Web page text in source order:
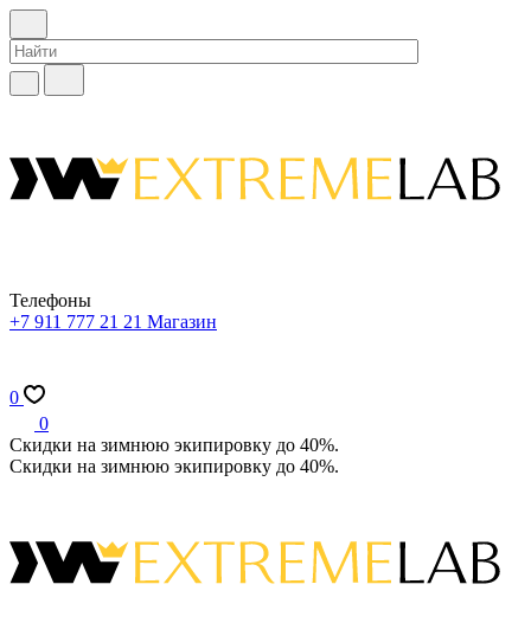
Телефоны
+7 911 777 21 21 Магазин
0
0
Скидки на зимнюю экипировку до 40%.
Скидки на зимнюю экипировку до 40%.